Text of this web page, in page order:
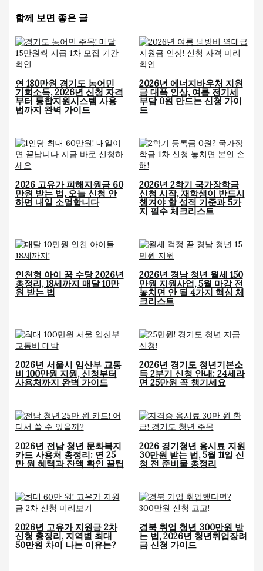
함께 보면 좋은 글
연 180만원 경기도 농어민
기회소득, 2026년 신청 자격
부터 통합지원시스템 사용
법까지 완벽 가이드
2026년 에너지바우처 지원
금 대폭 인상, 여름 전기세
부담 0원 만드는 신청 가이
드
2026 고유가 피해지원금 60
만원 받는 법, 오늘 신청 안
하면 내일 소멸합니다
2026년 2학기 국가장학금
신청 시작, 재학생이 반드시
챙겨야 할 성적 기준과 5가
지 필수 체크리스트
인천형 아이 꿈 수당 2026년
총정리, 18세까지 매달 10만
원 받는 법
2026년 경남 청년 월세 150
만원 지원사업, 5월 마감 전
놓치면 안 될 4가지 핵심 체
크리스트
2026년 서울시 임산부 교통
비 100만원 지원, 신청부터
사용처까지 완벽 가이드
2026년 경기도 청년기본소
득 2분기 신청 안내: 24세라
면 25만원 꼭 챙기세요
2026년 전남 청년 문화복지
카드 사용처 총정리: 연 25
만 원 혜택과 잔액 확인 꿀팁
2026 경기청년 응시료 지원
30만원 받는 법, 5월 11일 신
청 전 준비물 총정리
2026년 고유가 지원금 2차
신청 총정리, 지역별 최대
50만원 차이 나는 이유는?
경북 취업 청년 300만원 받
는 법, 2026년 청년취업장려
금 신청 가이드